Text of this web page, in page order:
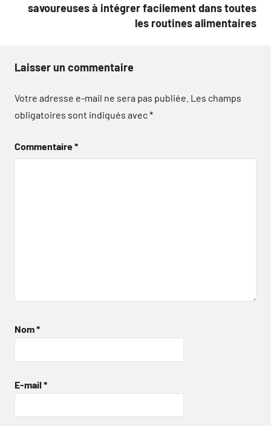
savoureuses à intégrer facilement dans toutes
les routines alimentaires
Laisser un commentaire
Votre adresse e-mail ne sera pas publiée. Les champs
obligatoires sont indiqués avec*
Commentaire*
Nom*
E-mail *